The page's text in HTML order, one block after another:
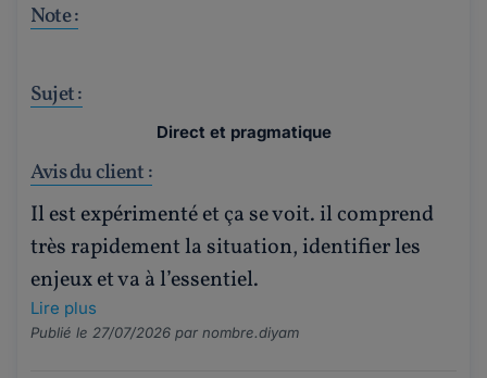
Note :
Sujet :
Direct et pragmatique
Avis du client :
Il est expérimenté et ça se voit. il comprend
très rapidement la situation, identifier les
enjeux et va à l’essentiel.
Lire plus
Publié le 27/07/2026 par nombre.diyam